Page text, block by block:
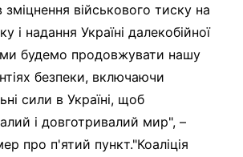
зміцнення військового тиску на
і надання Україні далекобійної
ми будемо продовжувати нашу
безпеки, включаючи
сили в Україні, щоб
і довготривалий мир", –
про п'ятий пункт."Коаліція